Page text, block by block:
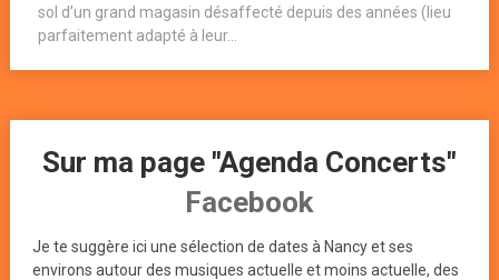
sol d’un grand magasin désaffecté depuis des années (lieu
parfaitement adapté à leur...
Sur ma page "Agenda Concerts"
Facebook
Je te suggère ici une sélection de dates à Nancy et ses
environs autour des musiques actuelle et moins actuelle, des